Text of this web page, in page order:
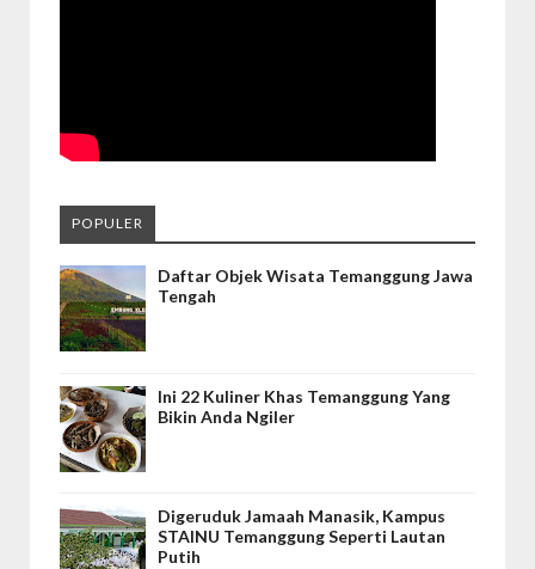
POPULER
Daftar Objek Wisata Temanggung Jawa
Tengah
Ini 22 Kuliner Khas Temanggung Yang
Bikin Anda Ngiler
Digeruduk Jamaah Manasik, Kampus
STAINU Temanggung Seperti Lautan
Putih